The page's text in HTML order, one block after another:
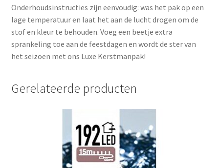
Onderhoudsinstructies zijn eenvoudig: was het pak op een
lage temperatuur en laat het aan de lucht drogen om de
stof en kleur te behouden. Voeg een beetje extra
sprankeling toe aan de feestdagen en wordt de ster van
het seizoen met ons Luxe Kerstmanpak!
Gerelateerde producten